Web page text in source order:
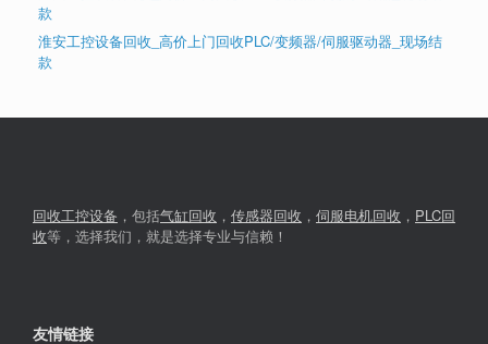
款
淮安工控设备回收_高价上门回收PLC/变频器/伺服驱动器_现场结
款
回收工控设备 ，包括气缸回收 ， 传感器回收 ， 伺服电机回收 ， PLC回
收等，选择我们，就是选择专业与信赖！
友情链接